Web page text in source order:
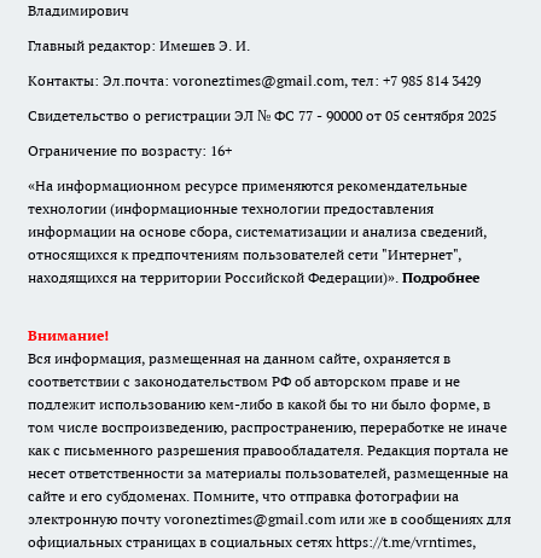
Владимирович
Главный редактор: Имешев Э. И.
Контакты: Эл.почта: voroneztimes@gmail.com, тел: +7 985 814 3429
Свидетельство о регистрации ЭЛ № ФС 77 - 90000 от 05 сентября 2025
Ограничение по возрасту: 16+
«На информационном ресурсе применяются рекомендательные
технологии (информационные технологии предоставления
информации на основе сбора, систематизации и анализа сведений,
относящихся к предпочтениям пользователей сети "Интернет",
находящихся на территории Российской Федерации)». Подробнее
Внимание!
Вся информация, размещенная на данном сайте, охраняется в
соответствии с законодательством РФ об авторском праве и не
подлежит использованию кем-либо в какой бы то ни было форме, в
том числе воспроизведению, распространению, переработке не иначе
как с письменного разрешения правообладателя. Редакция портала не
несет ответственности за материалы пользователей, размещенные на
сайте и его субдоменах. Помните, что отправка фотографии на
электронную почту voroneztimes@gmail.com или же в сообщениях для
официальных страницах в социальных сетях https://t.me/vrntimes,